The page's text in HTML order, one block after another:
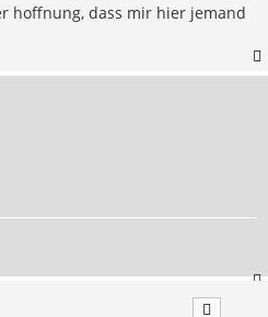
hoffnung, dass mir hier jemand